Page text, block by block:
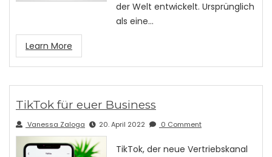
der Welt entwickelt. Ursprünglich
als eine…
Learn More
TikTok für euer Business
Vanessa Zaloga 20. April 2022 0 Comment
TikTok, der neue Vertriebskanal